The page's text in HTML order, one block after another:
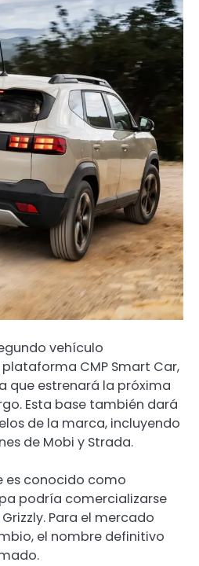
vehículo
CMP Smart Car,
que estrenará la próxima
Esta base también dará
de la marca, incluyendo
de Mobi y Strada.
es conocido como
podría comercializarse
Para el mercado
el nombre definitivo